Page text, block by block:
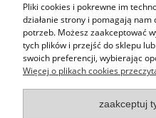
Pliki cookies i pokrewne im
działanie strony i pomagają
potrzeb. Możesz zaakceptować
tych plików i przejść do sklepu
swoich preferencji, wybierając
Więcej o plikach cookies
zaakceptuj